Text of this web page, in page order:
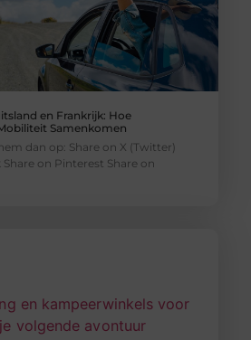
en Frankrijk: Hoe
Samenkomen
dan op: Share on X (Twitter)
on Pinterest Share on